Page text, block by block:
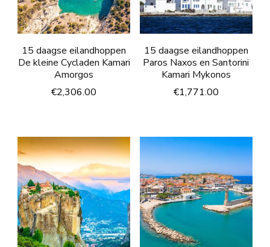
15 daagse eilandhoppen
De kleine Cycladen Kamari
Amorgos
€2,306.00
15 daagse eilandhoppen
Paros Naxos en Santorini
Kamari Mykonos
€1,771.00